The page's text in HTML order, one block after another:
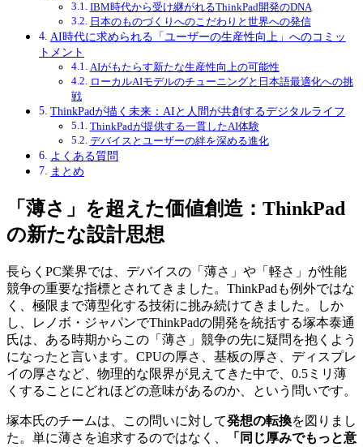
IBM時代から受け継がれるThinkPad開発のDNA
日本のものづくりへのこだわりと世界への発信
AI時代に求められる「ユーザーの生産性向上」へのコミッ
トメント
AIがもたらす新たな生産性向上の可能性
ローカルAIモデルのチューニングと日本語最適化への挑
戦
ThinkPadが描く未来：AIと人間が共創するデジタルライフ
ThinkPadが提供する一貫したAI体験
デバイスとユーザーの絆を深める進化
よくある質問
まとめ
「薄さ」を超えた価値創造：ThinkPad
の新たな設計思想
長らくPC業界では、デバイスの「薄さ」や「軽さ」が性能
競争の重要な指標とされてきました。ThinkPadも例外ではな
く、極限まで薄型化する技術に挑み続けてきました。しか
し、レノボ・ジャパンでThinkPadの開発を統括する塚本泰通
氏は、ある時期からこの「薄さ」競争の先に疑問を抱くよう
になったと言います。CPUの厚さ、基板の厚さ、ディスプレ
イの厚さなど、物理的な限界が見えてきた中で、0.5ミリ薄
くすることにどれほどの意味があるのか、という問いです。
塚本氏のチームは、この問いに対して発想の転換を図りまし
た。単に薄さを追求するのではなく、
「同じ厚みでもっと意